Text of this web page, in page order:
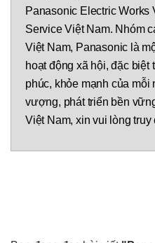
Panasonic Electric Works
Service Việt Nam. Nhóm
Việt Nam, Panasonic là
hoạt động xã hội, đặc
phúc, khỏe mạnh của
vượng, phát triển bền
Việt Nam, xin vui lòng truy